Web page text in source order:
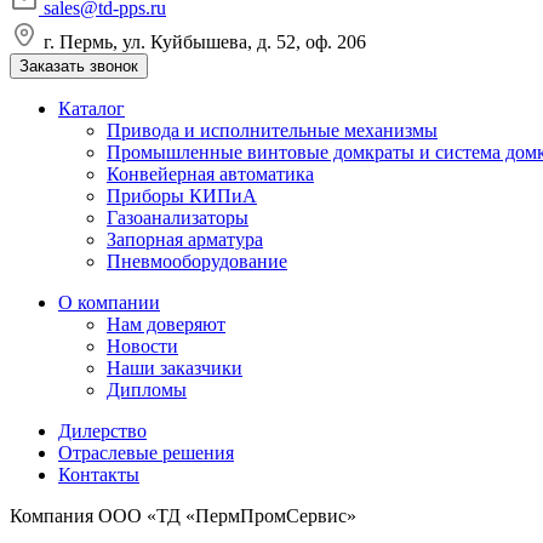
sales@td-pps.ru
г. Пермь, ул. Куйбышева, д. 52, оф. 206
Заказать звонок
Каталог
Привода и исполнительные механизмы
Промышленные винтовые домкраты и система
Конвейерная автоматика
Приборы КИПиА
Газоанализаторы
Запорная арматура
Пневмооборудование
О компании
Нам доверяют
Новости
Наши заказчики
Дипломы
Дилерство
Отраслевые решения
Контакты
Компания ООО «ТД «ПермПромСервис»